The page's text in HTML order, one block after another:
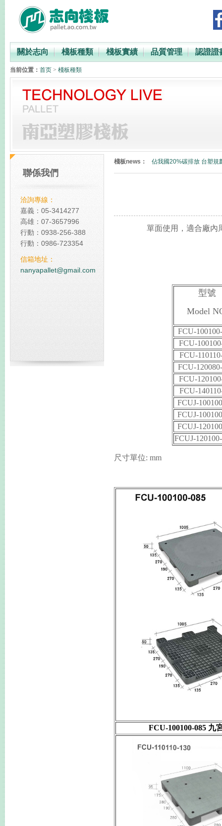
關於志向 棧板種類 棧板實績 品質管理 認證證
当前位置： 首页 > 棧板種類
聯係我們
洽詢專線：
嘉義：05-3414277
高雄：07-3657996
行動：0938-256-388
行動：0986-723354
信箱地址：
nanyapallet@gmail.com
棧板news： 佔我國20%碳排放 台塑規
單面使用，適合廠內
型號
Model
FCU-
FCU-
FCU-
FCU-
FCU-
FCU-
FCUJ-
FCUJ-
FCUJ-
FCUJ-
尺寸單位: mm
FCU-100100-085 九